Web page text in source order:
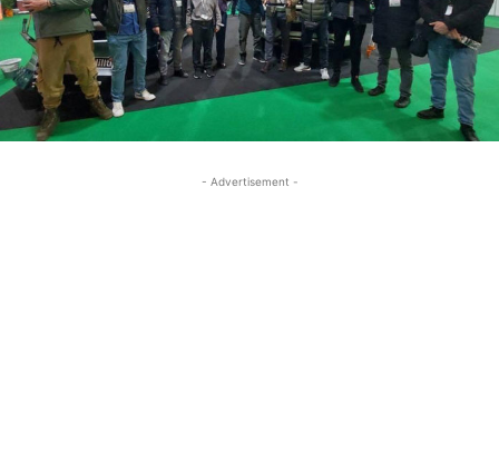
- Advertisement -